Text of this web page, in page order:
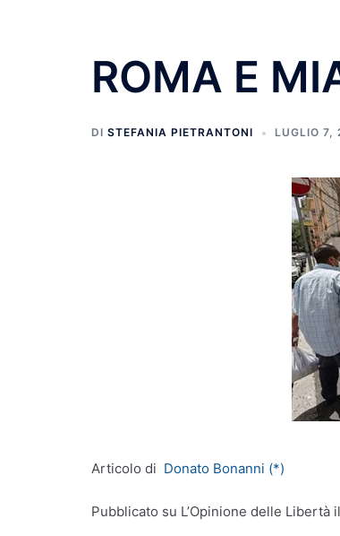
ROMA E
DI STEFANIA PIETRANTONI LUGLIO 7,
Articolo di Donato Bonanni (*)
Pubblicato su L’Opinione delle Libertà